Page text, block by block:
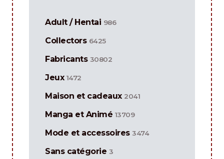
Adult / Hentai 986
Collectors 6425
Fabricants 30802
Jeux 1472
Maison et cadeaux 2041
Manga et Animé 13709
Mode et accessoires 3474
Sans catégorie 3